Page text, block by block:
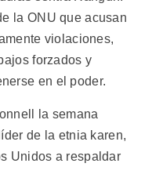
la ONU que acusan
violaciones,
forzados y
en el poder.
la semana
de la etnia karen,
Unidos a respaldar